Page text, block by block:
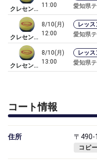
クレセント名古屋校
11:00
愛知県
クレセント名古屋校
8/10(月)
12:00
レッス
愛知県
クレセント名古屋校
8/10(月)
13:00
レッス
愛知県
コート情報
住所 〒490-
コピー